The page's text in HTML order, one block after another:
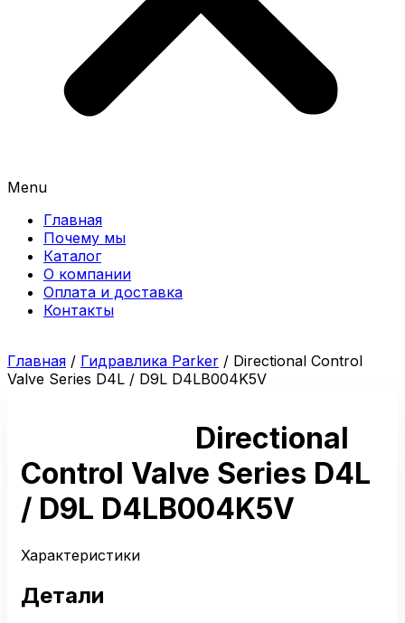
Menu
Главная
Почему мы
Каталог
О компании
Оплата и доставка
Контакты
Главная / Гидравлика Parker / Directional Control
Valve Series D4L / D9L D4LB004K5V
Directional
Control Valve Series D4L
/ D9L D4LB004K5V
Характеристики
Детали